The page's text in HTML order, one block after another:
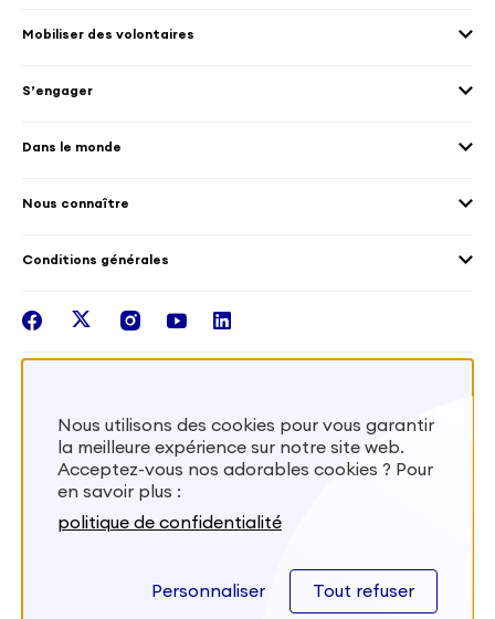
Culture et patrimoine
Mobilités croisées
Santé
Mobiliser des volontaires
Accueillir des volontaires
S’engager
Les différents dispositifs de volontariat
Dans le monde
Nous connaître
Les missions de France Volontaires
Intégrer nos équipes
Conditions générales
facebook
twitterinstagram
youtubelinkedin
S'inscrire
Besoin d’aide? Visitez notre foire aux
Nous utilisons des cookies pour vous garantir
la meilleure expérience sur notre site web.
Acceptez-vous nos adorables cookies ? Pour
en savoir plus :
politique de confidentialité
Personnaliser Tout refuser